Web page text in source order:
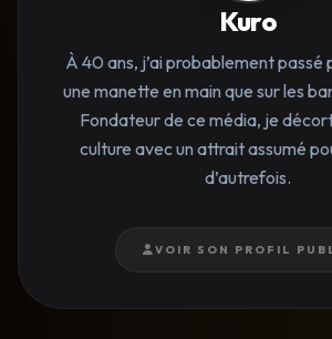
Kuro
À 40 ans, j’ai probablement passé
une manette en main que sur les
Fondateur de ce média, je
culture avec un attrait assumé
d’autrefois.
VOIR SON PROFIL